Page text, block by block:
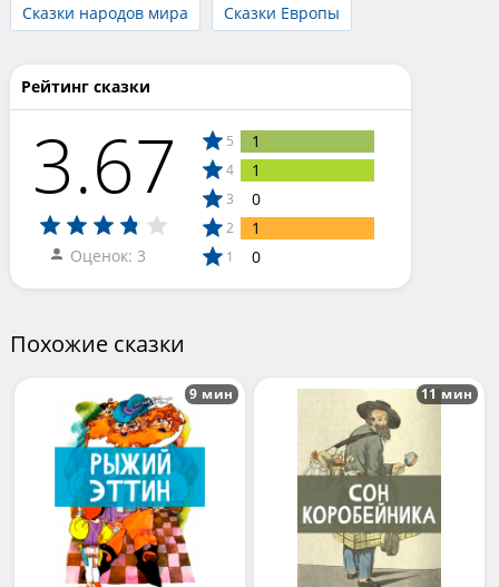
Сказки народов мира Сказки Европы
Рейтинг сказки
3.67
Оценок: 3
5 1
4 1
3 0
2 1
1 0
Похожие сказки
9 мин 11 мин